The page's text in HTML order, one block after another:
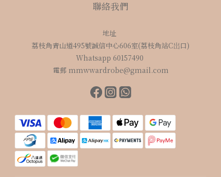
聯絡我們
地址
荔枝角青山道495號誠信中心606室(荔枝角站C岀口)
Whatsapp 60157490
電郵 mmwwardrobe@gmail.com